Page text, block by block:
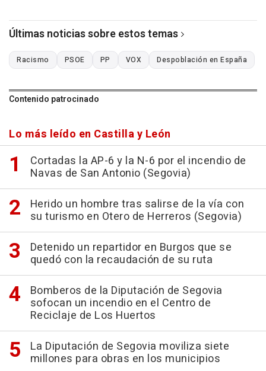
Últimas noticias sobre estos temas
Racismo PSOE PP VOX Despoblación en España
Contenido patrocinado
Lo más leído en Castilla y León
Cortadas la AP-6 y la N-6 por el incendio de
Navas de San Antonio (Segovia)
Herido un hombre tras salirse de la vía con
su turismo en Otero de Herreros (Segovia)
Detenido un repartidor en Burgos que se
quedó con la recaudación de su ruta
Bomberos de la Diputación de Segovia
sofocan un incendio en el Centro de
Reciclaje de Los Huertos
La Diputación de Segovia moviliza siete
millones para obras en los municipios